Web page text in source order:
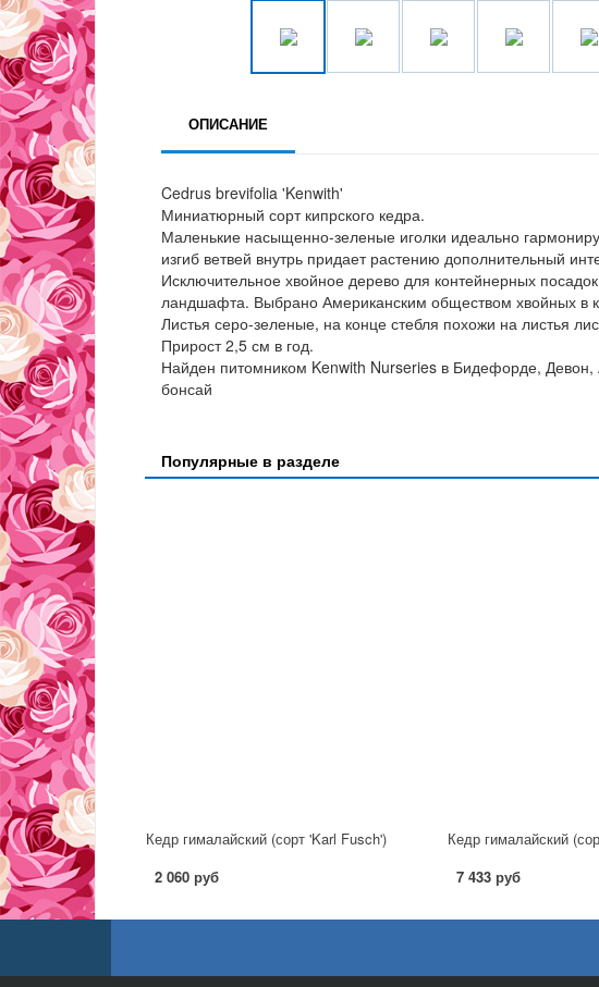
ОПИСАНИЕ
Cedrus brevifolia 'Kenwith'
Миниатюрный сорт кипрского кедра.
Маленькие насыщенно-зеленые иголки идеально
изгиб ветвей внутрь придает растению дополнительный
Исключительное хвойное дерево для контейнерных
ландшафта. Выбрано Американским обществом хвойных в
Листья серо-зеленые, на конце стебля похожи на листья
Прирост 2,5 см в год.
Найден питомником Kenwith Nurseries в Бидефорде,
бонсай
Популярные в разделе
Кедр гималайский (сорт 'Karl Fusch')
2 060 руб
Кедр гималайский
7 433 руб